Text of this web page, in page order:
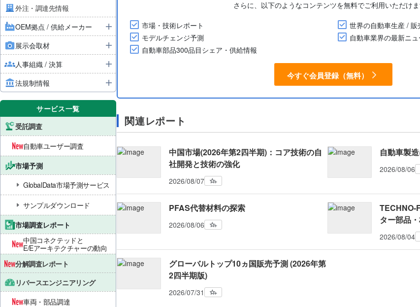
外注・調達先情報
OEM拠点 / 供給メーカー
展示会取材
人事組織 / 決算
法規制情報
サービス一覧
受託調査
自動車ユーザー調査
市場予測
GlobalData市場予測サービス
サンプルダウンロード
市場調査レポート
中国コネクテッドと
E/Eアーキテクチャーの動向
分解調査レポート
リバースエンジニアリング
車両・部品調達
さらに、以下のようなコンテンツを無料でご利用いただけま
市場・技術レポート
世界の自動車生産 / 販
モデルチェンジ予測
自動車業界の最新ニュ
自動車部品300品目シェア・供給情報
今すぐ会員登録（無料）
関連レポート
中国市場(2026年第2四半期)：コア技術の自
社開発と技術の強化
2026/08/07
自動車製
2026/08/06
PFAS代替材料の探索
2026/08/06
TECHNO-
ター部品
2026/08/04
グローバルトップ10ヵ国販売予測 (2026年第
2四半期版)
2026/07/31